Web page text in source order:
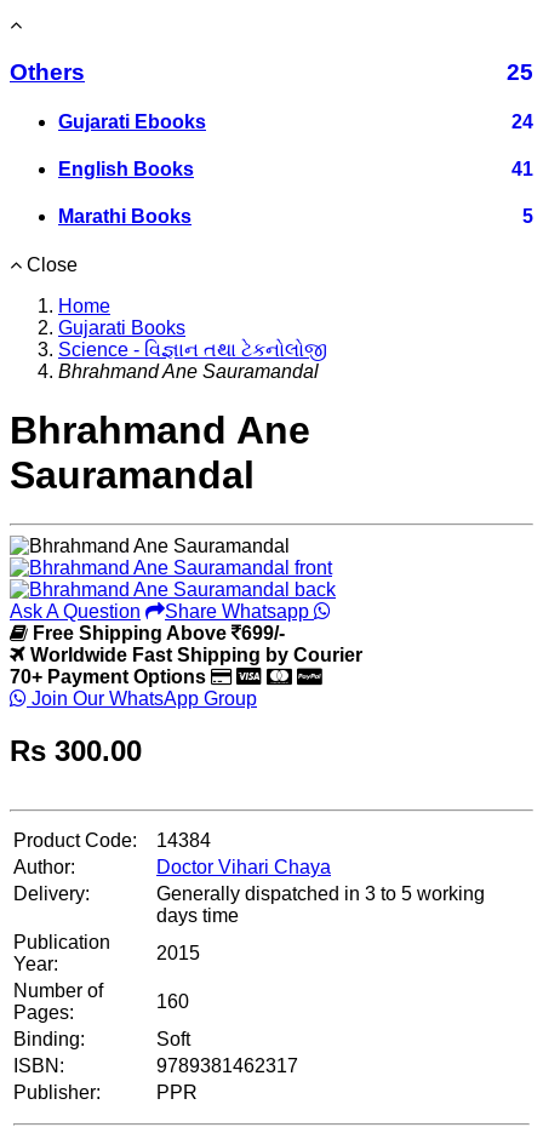
Others 25
Gujarati Ebooks 24
English Books 41
Marathi Books 5
Close
Home
Gujarati Books
Science - વિજ્ઞાન તથા ટેકનોલોજી
Bhrahmand Ane Sauramandal
Bhrahmand Ane
Sauramandal
Ask A Question
Share Whatsapp
Free Shipping Above
699/-
Worldwide Fast Shipping by Courier
70+ Payment Options
Join Our WhatsApp Group
Rs 300.00
Product Code:
14384
Author:
Doctor Vihari Chaya
Delivery:
Generally dispatched in 3 to 5 working
days time
Publication
Year:
2015
Number of
Pages:
160
Binding:
Soft
ISBN:
9789381462317
Publisher:
PPR